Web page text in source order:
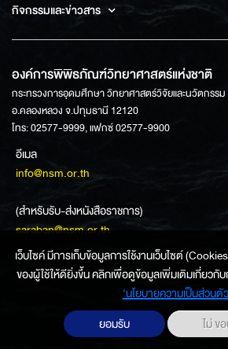
กิจกรรมและข่าวสาร
องค์การพิพิธภัณฑ์วิทยาศาสตร์แห่งชาติ
กระทรวงการอุดมศึกษา วิทยาศาสตร์วิจัยและนวัตกรร
อ.คลองหลวง จ.ปทุมธานี 12120
โทร: 02577-9999, แฟกซ์ 02577-9900
อีเมล
info@nsm.or.th
(สำหรับรับ-ส่งหนังสือราชการ)
saraban@nsm.or.th
เว็บไซค์ มีการเก็บข้อมูลการใช้งานเว็บไซต์
ของผู้ใช้ให้ดียิ่งขึ้น คลิกเพื่อดูข้อมูลเพิ่มเติมเกี่ยวกั
‘นโยบายความเป็นส่วนตั
ยอมรับ
ไม่